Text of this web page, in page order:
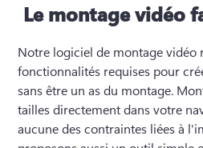
Le montage vidéo
Notre logiciel de montage vidéo
fonctionnalités requises pour
sans être un as du montage.
tailles directement dans votre
aucune des contraintes liées à